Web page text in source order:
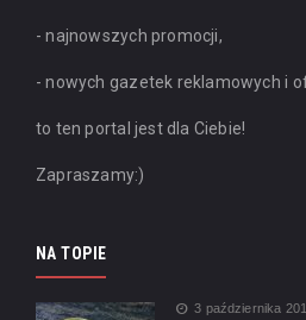
- najnowszych promocji,
- nowych gazetek reklamowych i
to ten portal jest dla Ciebie!
Zapraszamy:)
NA TOPIE
3 października